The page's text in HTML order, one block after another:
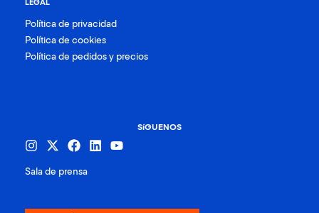
LEGAL
Política de privacidad
Política de cookies
Política de pedidos y precios
SíGUENOS
Sala de prensa